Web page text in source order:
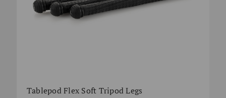
Tablepod Flex Soft Tripod Legs